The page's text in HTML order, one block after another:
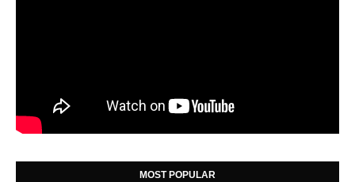
MOST POPULAR